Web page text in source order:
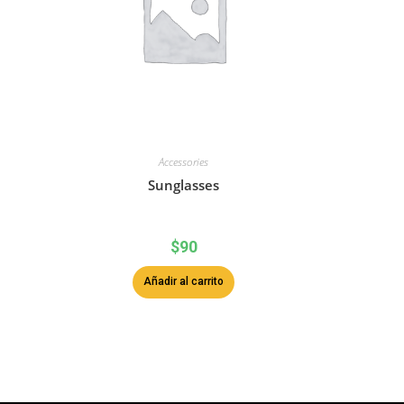
Accessories
Sunglasses
$90
Añadir al carrito